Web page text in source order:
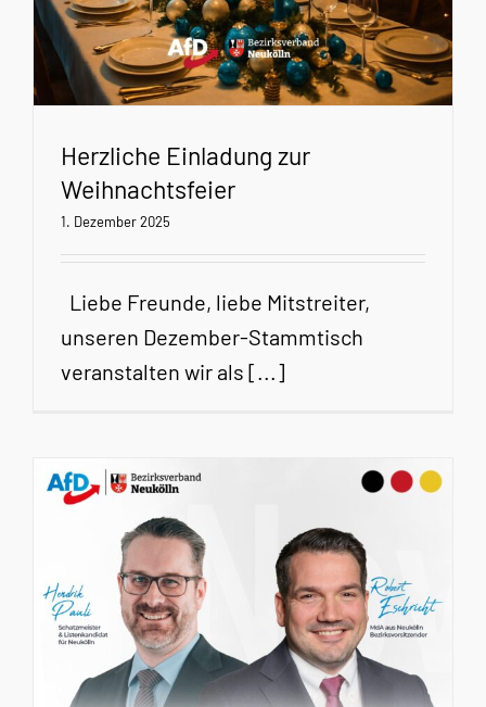
Herzliche Einladung zur
Weihnachtsfeier
1. Dezember 2025
Liebe Freunde, liebe Mitstreiter,
unseren Dezember-Stammtisch
veranstalten wir als [...]